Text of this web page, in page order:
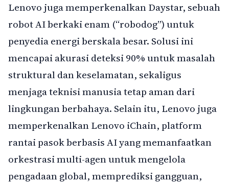
Lenovo juga memperkenalkan Daystar, sebuah
robot AI berkaki enam (“robodog”) untuk
penyedia energi berskala besar. Solusi ini
mencapai akurasi deteksi 90% untuk masalah
struktural dan keselamatan, sekaligus
menjaga teknisi manusia tetap aman dari
lingkungan berbahaya. Selain itu, Lenovo juga
memperkenalkan Lenovo iChain, platform
rantai pasok berbasis AI yang memanfaatkan
orkestrasi multi-agen untuk mengelola
pengadaan global, memprediksi gangguan,